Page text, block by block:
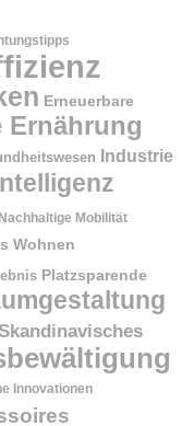
Erneuerbare
Ernährung
Industrie
Nachhaltige Mobilität
Wohnen
Platzsparende
Innovationen